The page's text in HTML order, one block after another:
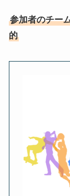
参加者のチー
的